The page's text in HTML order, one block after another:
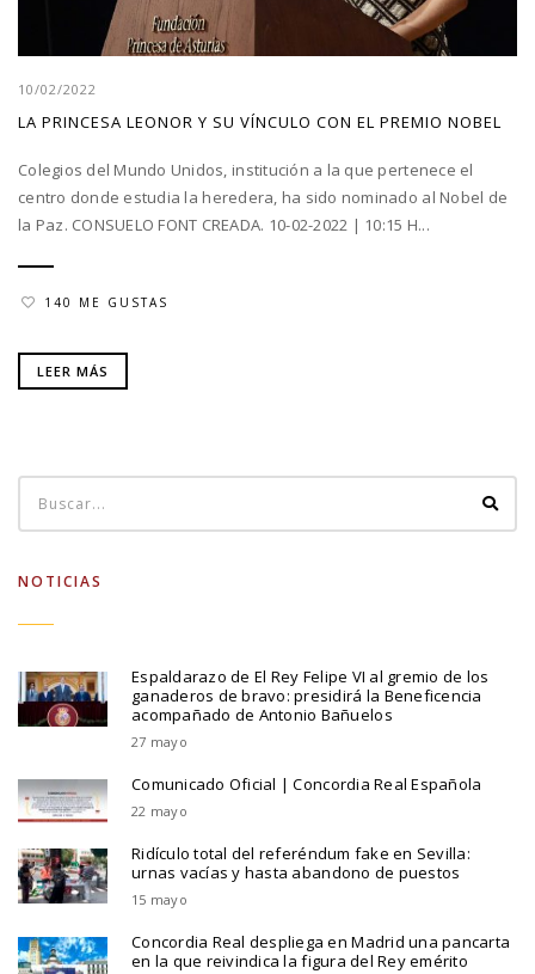
10/02/2022
LA PRINCESA LEONOR Y SU VÍNCULO CON EL PREMIO NOBEL
Colegios del Mundo Unidos, institución a la que pertenece el
centro donde estudia la heredera, ha sido nominado al Nobel de
la Paz. CONSUELO FONT CREADA. 10-02-2022 | 10:15 H...
140 ME GUSTAS
LEER MÁS
NOTICIAS
Espaldarazo de El Rey Felipe VI al gremio de los
ganaderos de bravo: presidirá la Beneficencia
acompañado de Antonio Bañuelos
27 mayo
Comunicado Oficial | Concordia Real Española
22 mayo
Ridículo total del referéndum fake en Sevilla:
urnas vacías y hasta abandono de puestos
15 mayo
Concordia Real despliega en Madrid una pancarta
en la que reivindica la figura del Rey emérito